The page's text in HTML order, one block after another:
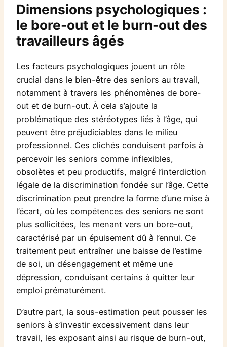
Dimensions psychologiques :
le bore-out et le burn-out des
travailleurs âgés
Les facteurs psychologiques jouent un rôle
crucial dans le bien-être des seniors au travail,
notamment à travers les phénomènes de bore-
out et de burn-out. À cela s’ajoute la
problématique des stéréotypes liés à l’âge, qui
peuvent être préjudiciables dans le milieu
professionnel. Ces clichés conduisent parfois à
percevoir les seniors comme inflexibles,
obsolètes et peu productifs, malgré l’interdiction
légale de la discrimination fondée sur l’âge. Cette
discrimination peut prendre la forme d’une mise à
l’écart, où les compétences des seniors ne sont
plus sollicitées, les menant vers un bore-out,
caractérisé par un épuisement dû à l’ennui. Ce
traitement peut entraîner une baisse de l’estime
de soi, un désengagement et même une
dépression, conduisant certains à quitter leur
emploi prématurément.
D’autre part, la sous-estimation peut pousser les
seniors à s’investir excessivement dans leur
travail, les exposant ainsi au risque de burn-out,